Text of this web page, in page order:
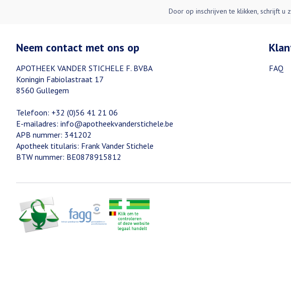
Door op inschrijven te klikken, schrijft
Neem contact met ons op
APOTHEEK VANDER STICHELE F. BVBA
Koningin Fabiolastraat 17
8560 Gullegem
Telefoon: +32 (0)56 41 21 06
E-mailadres: info@apotheekvanderstichele.be
APB nummer: 341202
Apotheek titularis: Frank Vander Stichele
BTW nummer: BE0878915812
FAQ